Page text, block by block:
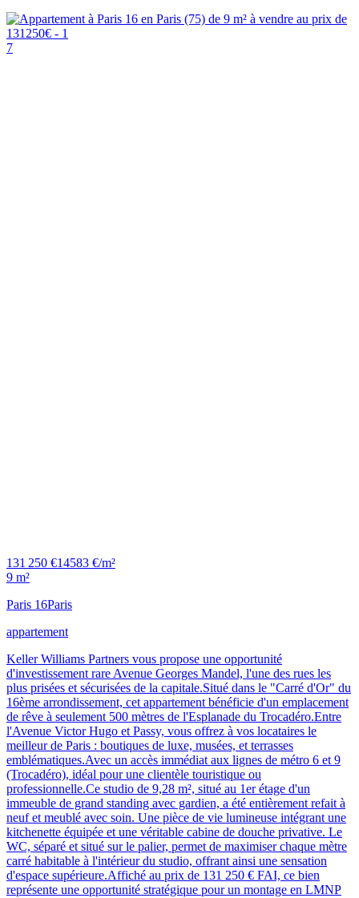
7
131 250 €14583 €/m²
9 m²
Paris 16Paris
appartement
Keller Williams Partners vous propose une opportunité
d'investissement rare Avenue Georges Mandel, l'une des rues les
plus prisées et sécurisées de la capitale.Situé dans le "Carré d'Or" du
16ème arrondissement, cet appartement bénéficie d'un emplacement
de rêve à seulement 500 mètres de l'Esplanade du Trocadéro.Entre
l'Avenue Victor Hugo et Passy, vous offrez à vos locataires le
meilleur de Paris : boutiques de luxe, musées, et terrasses
emblématiques.Avec un accès immédiat aux lignes de métro 6 et 9
(Trocadéro), idéal pour une clientèle touristique ou
professionnelle.Ce studio de 9,28 m², situé au 1er étage d'un
immeuble de grand standing avec gardien, a été entièrement refait à
neuf et meublé avec soin. Une pièce de vie lumineuse intégrant une
kitchenette équipée et une véritable cabine de douche privative. Le
WC, séparé et situé sur le palier, permet de maximiser chaque mètre
carré habitable à l'intérieur du studio, offrant ainsi une sensation
d'espace supérieure.Affiché au prix de 131 250 € FAI, ce bien
représente une opportunité stratégique pour un montage en LMNP